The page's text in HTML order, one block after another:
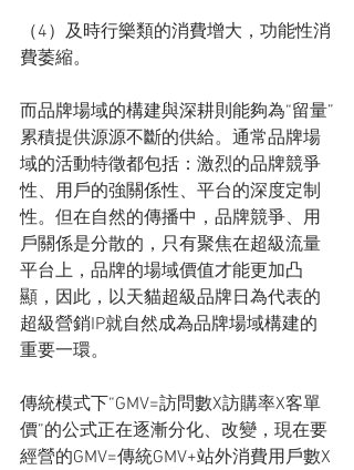
（4）及時行樂類的消費增大，功能性消
費萎縮。
而品牌場域的構建與深耕則能夠為“留量”
累積提供源源不斷的供給。通常品牌場
域的活動特徵都包括：激烈的品牌競爭
性、用戶的強關係性、平台的深度定制
性。但在自然的傳播中，品牌競爭、用
戶關係是分散的，只有聚焦在超級流量
平台上，品牌的場域價值才能更加凸
顯，因此，以天貓超級品牌日為代表的
超級營銷IP就自然成為品牌場域構建的
重要一環。
傳統模式下“GMV=訪問數X訪購率X客單
價”的公式正在逐漸分化、改變，現在要
經營的GMV=傳統GMV+站外消費用戶數X